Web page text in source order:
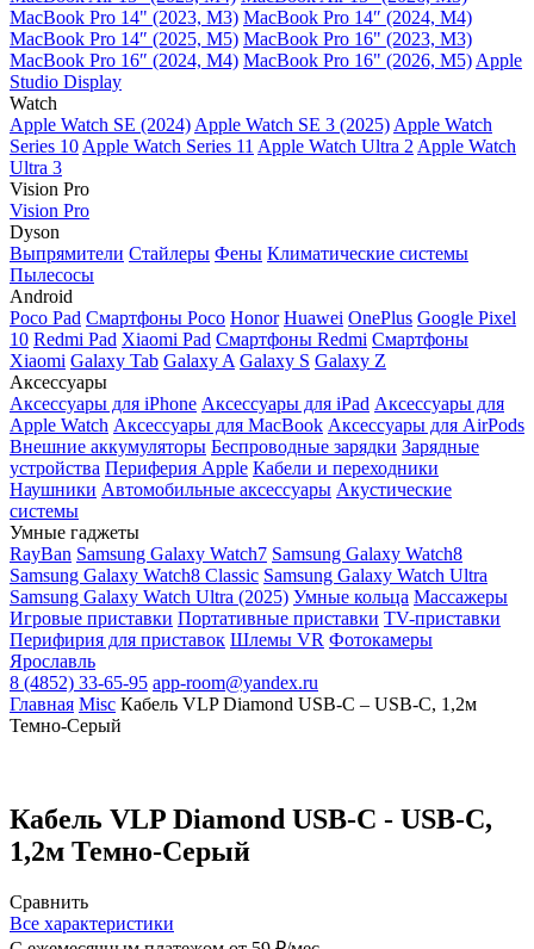
MacBook Pro 14" (2023, M3) MacBook Pro 14″ (2024, M4)
MacBook Pro 14″ (2025, M5) MacBook Pro 16" (2023, M3)
MacBook Pro 16″ (2024, M4) MacBook Pro 16" (2026, M5) Apple
Studio Display
Watch
Apple Watch SE (2024) Apple Watch SE 3 (2025) Apple Watch
Series 10 Apple Watch Series 11 Apple Watch Ultra 2 Apple Watch
Ultra 3
Vision Pro
Vision Pro
Dyson
Выпрямители Стайлеры Фены Климатические системы
Пылесосы
Android
Poco Pad Смартфоны Poco Honor Huawei OnePlus Google Pixel
10 Redmi Pad Xiaomi Pad Смартфоны Redmi Смартфоны
Xiaomi Galaxy Tab Galaxy A Galaxy S Galaxy Z
Аксессуары
Аксессуары для iPhone Аксессуары для iPad Аксессуары для
Apple Watch Аксессуары для MacBook Аксессуары для AirPods
Внешние аккумуляторы Беспроводные зарядки Зарядные
устройства Периферия Apple Кабели и переходники
Наушники Автомобильные аксессуары Акустические
системы
Умные гаджеты
RayBan Samsung Galaxy Watch7 Samsung Galaxy Watch8
Samsung Galaxy Watch8 Classic Samsung Galaxy Watch Ultra
Samsung Galaxy Watch Ultra (2025) Умные кольца Массажеры
Игровые приставки Портативные приставки TV-приставки
Перифирия для приставок Шлемы VR Фотокамеры
Ярославль
8 (4852) 33-65-95 app-room@yandex.ru
Главная Misc Кабель VLP Diamond USB-C – USB-C, 1,2м
Темно-Серый
Кабель VLP Diamond USB-C - USB-C,
1,2м Темно-Серый
Сравнить
Все характеристики